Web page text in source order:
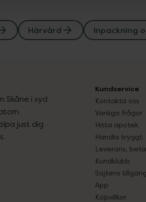
Hårvård Inpackning
Skåne i syd
just dig
Kundservice
Kontakta oss
Vanliga frågor
Hitta apotek
Handla tryggt
Leverans,
Kundklubb
Sajtens
App
Köpvillkor